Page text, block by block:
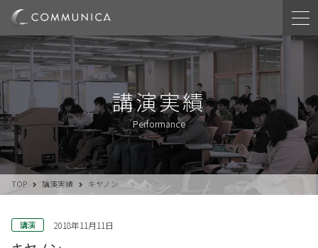
講演実績
Performance
TOP 講演実績 キヤノン
講演 2018年11月11日